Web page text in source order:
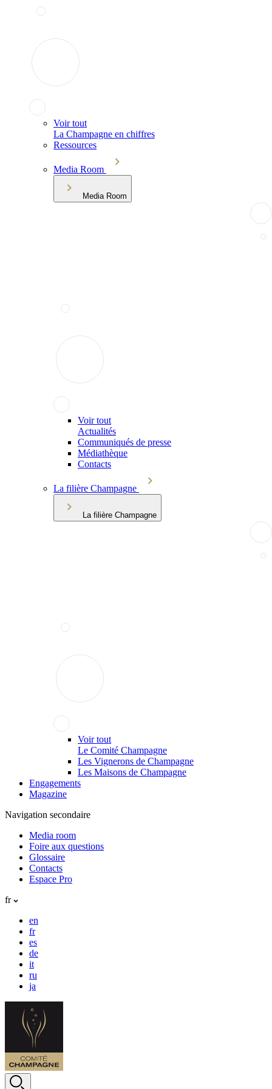
Voir tout
La Champagne en chiffres
Ressources
Media Room
Media Room
Voir tout
Actualités
Communiqués de presse
Médiathèque
Contacts
La filière Champagne
La filière Champagne
Voir tout
Le Comité Champagne
Les Vignerons de Champagne
Les Maisons de Champagne
Engagements
Magazine
Navigation secondaire
Media room
Foire aux questions
Glossaire
Contacts
Espace Pro
fr
en
fr
es
de
it
ru
ja